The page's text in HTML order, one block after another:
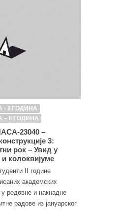
- II ГОДИНА
– II ГОДИНА
23040 –
3:
рок – Увид у
колоквијуме
II године
академских
редовне и накнадне
радове из јануарског